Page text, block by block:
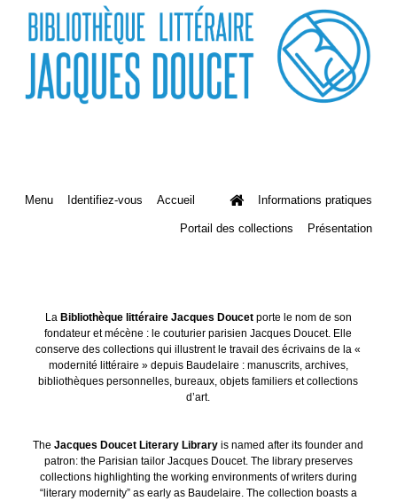
Menu Identifiez-vous Accueil Informations pratiques
Portail des collections Présentation
La Bibliothèque littéraire Jacques Doucetporte le nom de son
fondateur et mécène : le couturier parisien Jacques Doucet. Elle
conserve des collections qui illustrent le travail des écrivains de la «
modernité littéraire » depuis Baudelaire : manuscrits, archives,
bibliothèques personnelles, bureaux, objets familiers et collections
d’art.
TheJacques Doucet Literary Library is named after its founder and
patron: the Parisian tailor Jacques Doucet. The library preserves
collections highlighting the working environments of writers during
“literary modernity” as early as Baudelaire. The collection boasts a